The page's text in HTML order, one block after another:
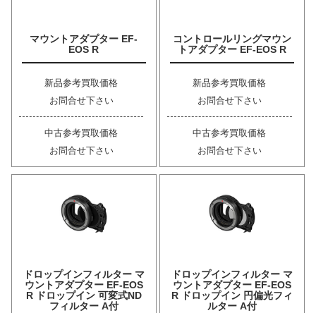
マウントアダプター EF-
EOS R
新品参考買取価格
お問合せ下さい
中古参考買取価格
お問合せ下さい
コントロールリングマウン
トアダプター EF-EOS R
新品参考買取価格
お問合せ下さい
中古参考買取価格
お問合せ下さい
ドロップインフィルター マ
ウントアダプター EF-EOS
R ドロップイン 可変式ND
フィルター A付
ドロップインフィルター マ
ウントアダプター EF-EOS
R ドロップイン 円偏光フィ
ルター A付